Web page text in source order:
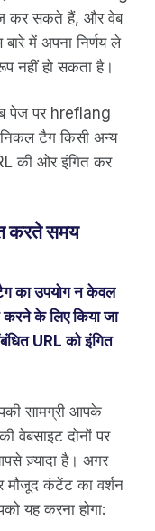
कर सकते हैं, और वेब
में अपना निर्णय ले
नहीं हो सकता है।
पेज पर hreflang
टैग किसी अन्य
की ओर इंगित कर
करते समय
का उपयोग न केवल
के लिए किया जा
URL को इंगित
सामग्री आपके
वेबसाइट दोनों पर
ज़्यादा है। अगर
मौजूद कंटेंट का वर्शन
यह करना होगा: